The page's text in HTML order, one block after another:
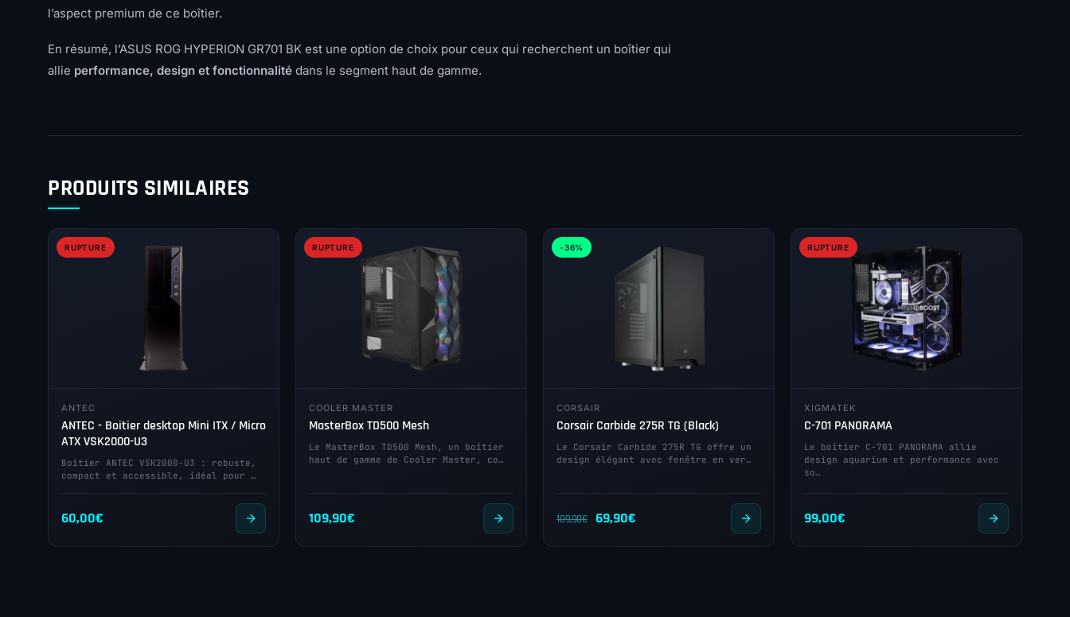
l’aspect premium de ce boîtier.
En résumé, l’ASUS ROG HYPERION GR701 BK est une option de choix pour ceux qui recherchent un boîtier qui
allie performance, design et fonctionnalité dans le segment haut de gamme.
PRODUITS SIMILAIRES
RUPTURE
ANTEC
ANTEC - Boitier desktop Mini ITX / Micro
ATX VSK2000-U3
Boîtier ANTEC VSK2000-U3 : robuste,
compact et accessible, idéal pour …
60,00€
RUPTURE
COOLER MASTER
MasterBox TD500 Mesh
Le MasterBox TD500 Mesh, un boîtier
haut de gamme de Cooler Master, co…
109,90€
-36%
CORSAIR
Corsair Carbide 275R TG (Black)
Le Corsair Carbide 275R TG offre un
design élégant avec fenêtre en ver…
109,90€
Le
69,90€
RUPTURE
XIGMATEK
C-701 PANORAMA
Le boîtier C-701 PANORAMA allie
design aquarium et performance avec
so…
99,00€